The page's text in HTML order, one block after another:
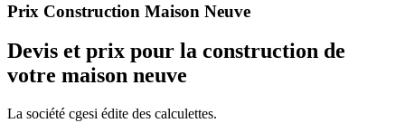
Prix Construction Maison Neuve
Devis et prix pour la construction de
votre maison neuve
La société cgesi édite des calculettes.